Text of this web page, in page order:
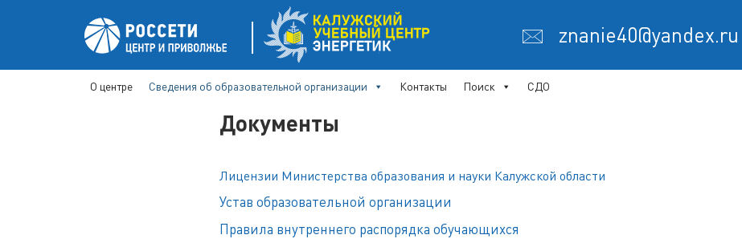
🖂 znanie40@yandex.ru
О центре Сведения об образовательной организации Контакты Поиск СДО
Документы
Лицензии Министерства образования и науки Калужской области
Устав образовательной организации
Правила внутреннего распорядка обучающихся